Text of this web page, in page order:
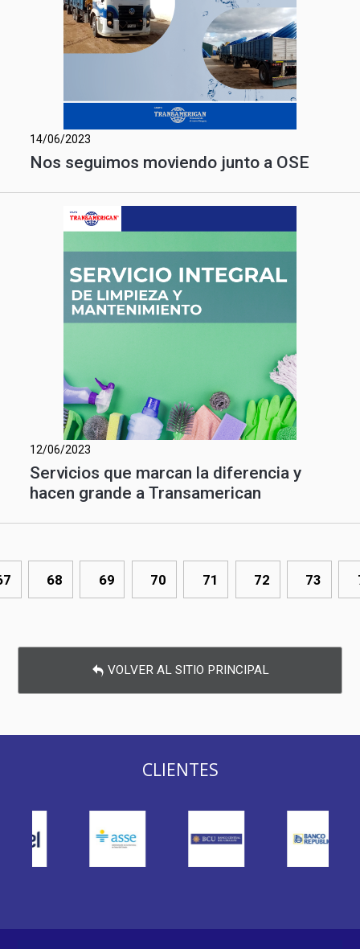
14/06/2023
Nos seguimos moviendo junto a OSE
12/06/2023
Servicios que marcan la diferencia y
hacen grande a Transamerican
68 69 70 71 72 73
VOLVER AL SITIO PRINCIPAL
CLIENTES